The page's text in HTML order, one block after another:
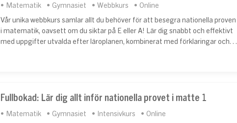
Matematik Gymnasiet Webbkurs
Online
Vår unika webbkurs samlar allt du behöver för att besegra nationella proven
i matematik, oavsett om du siktar på E eller A! Lär dig snabbt och effektivt
med uppgifter utvalda efter läroplanen, kombinerat med förklaringar och…
Fullbokad: Lär dig allt inför nationella provet i matte 1
Matematik Gymnasiet Intensivkurs
Online